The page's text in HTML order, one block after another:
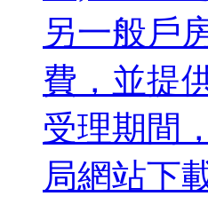
另一般戶
費，並提
受理期間
局網站下